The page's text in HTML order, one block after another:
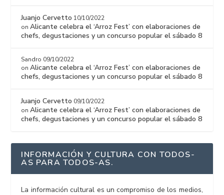
Juanjo Cervetto 10/10/2022
onAlicante celebra el ‘Arroz Fest’ con elaboraciones de
chefs, degustaciones y un concurso popular el sábado 8
Sandro 09/10/2022
onAlicante celebra el ‘Arroz Fest’ con elaboraciones de
chefs, degustaciones y un concurso popular el sábado 8
Juanjo Cervetto 09/10/2022
onAlicante celebra el ‘Arroz Fest’ con elaboraciones de
chefs, degustaciones y un concurso popular el sábado 8
INFORMACIÓN Y CULTURA CON TODOS-
AS PARA TODOS-AS.
La información cultural es un compromiso de los medios,